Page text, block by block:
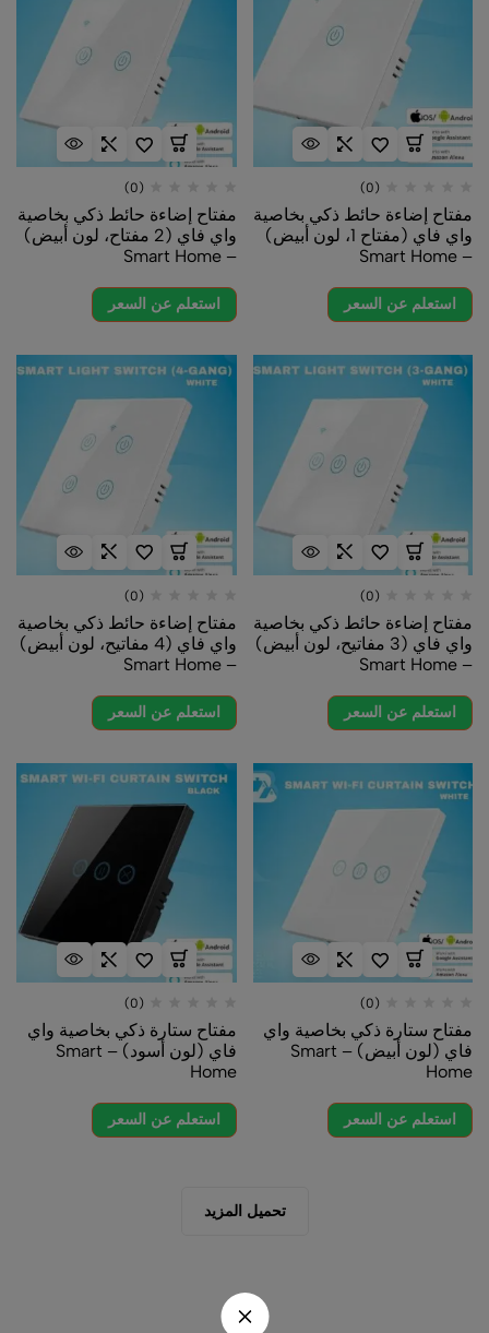
(0)
مفتاح إضاءة حائط ذكي بخاصية
واي فاي (مفتاح 1، لون أبيض)
– Smart Home
استعلم عن السعر
(0)
مفتاح إضاءة حائط ذكي بخاصية
واي فاي (2 مفتاح، لون أبيض)
– Smart Home
استعلم عن السعر
(0)
مفتاح إضاءة حائط ذكي بخاصية
واي فاي (3 مفاتيح، لون أبيض)
– Smart Home
استعلم عن السعر
(0)
مفتاح إضاءة حائط ذكي بخاصية
واي فاي (4 مفاتيح، لون أبيض)
– Smart Home
استعلم عن السعر
(0)
مفتاح ستارة ذكي بخاصية واي
فاي (لون أبيض) – Smart
Home
استعلم عن السعر
(0)
مفتاح ستارة ذكي بخاصية واي
فاي (لون أسود) – Smart
Home
استعلم عن السعر
تحميل المزيد